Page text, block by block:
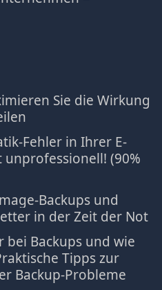
Sie die Wirkung
Fehler in Ihrer E-
(90%
Backups und
in der Zeit der Not
bei Backups und wie
Tipps zur
Backup-Probleme